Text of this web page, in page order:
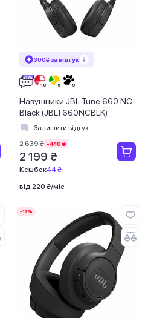
300₴ за відгук
Навушники JBL Tune 660 NC
Black (JBLT660NCBLK)
Залишити відгук
2 639 ₴ -440 ₴
2 199 ₴
Кешбек44 ₴
від 220 ₴/міс
-17%